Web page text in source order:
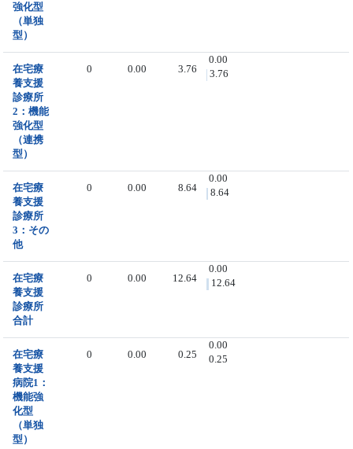
強化型
（単独
型）
在宅療
養支援
診療所
2：機能
強化型
（連携
型）
0 0.00 3.76
0.00
3.76
在宅療
養支援
診療所
3：その
他
0 0.00 8.64
0.00
8.64
在宅療
養支援
診療所
合計
0 0.00 12.64
0.00
12.64
在宅療
養支援
病院1：
機能強
化型
（単独
型）
0 0.00 0.25
0.00
0.25